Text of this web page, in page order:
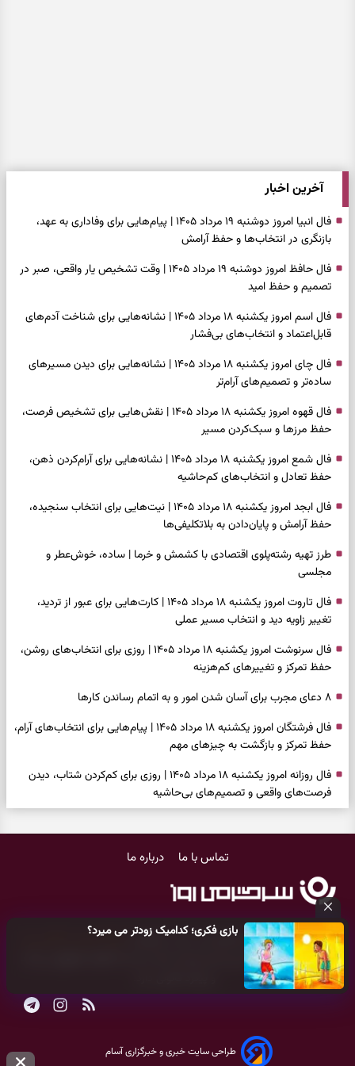
بازی فکری؛ کدامیک زودتر می میرد؟
آخرین اخبار
فال انبیا امروز دوشنبه ۱۹ مرداد ۱۴۰۵ | پیام‌هایی برای وفاداری به عهد،
بازنگری در انتخاب‌ها و حفظ آرامش
فال حافظ امروز دوشنبه ۱۹ مرداد ۱۴۰۵ | وقت تشخیص یار واقعی، صبر در
تصمیم و حفظ امید
فال اسم امروز یکشنبه ۱۸ مرداد ۱۴۰۵ | نشانه‌هایی برای شناخت آدم‌های
قابل‌اعتماد و انتخاب‌های بی‌فشار
فال چای امروز یکشنبه ۱۸ مرداد ۱۴۰۵ | نشانه‌هایی برای دیدن مسیرهای
ساده‌تر و تصمیم‌های آرام‌تر
فال قهوه امروز یکشنبه ۱۸ مرداد ۱۴۰۵ | نقش‌هایی برای تشخیص فرصت،
حفظ مرزها و سبک‌کردن مسیر
فال شمع امروز یکشنبه ۱۸ مرداد ۱۴۰۵ | نشانه‌هایی برای آرام‌کردن ذهن،
حفظ تعادل و انتخاب‌های کم‌حاشیه
فال ابجد امروز یکشنبه ۱۸ مرداد ۱۴۰۵ | نیت‌هایی برای انتخاب سنجیده،
حفظ آرامش و پایان‌دادن به بلاتکلیفی‌ها
طرز تهیه رشته‌پلوی اقتصادی با کشمش و خرما | ساده، خوش‌عطر و
مجلسی
فال تاروت امروز یکشنبه ۱۸ مرداد ۱۴۰۵ | کارت‌هایی برای عبور از تردید،
تغییر زاویه دید و انتخاب مسیر عملی
فال سرنوشت امروز یکشنبه ۱۸ مرداد ۱۴۰۵ | روزی برای انتخاب‌های روشن،
حفظ تمرکز و تغییرهای کم‌هزینه
۸ دعای مجرب برای آسان شدن امور و به اتمام رساندن کار‌ها
فال فرشتگان امروز یکشنبه ۱۸ مرداد ۱۴۰۵ | پیام‌هایی برای انتخاب‌های آرام،
حفظ تمرکز و بازگشت به چیزهای مهم
فال روزانه امروز یکشنبه ۱۸ مرداد ۱۴۰۵ | روزی برای کم‌کردن شتاب، دیدن
فرصت‌های واقعی و تصمیم‌های بی‌حاشیه
واقعی، کم‌کردن بار اضافه و تصمیم بدون عجله
حفظ چیزهایی که ارزش ماندن دارند
دعای نجات از گرفتاری، غم و فقر؛ وقتی راه‌ها بسته شد این دعای معتبر را
بخوانید
فال فرشتگان امروز شنبه ۱۷ مرداد ۱۴۰۵ | پیام‌هایی برای شروع سنجیده،
فال روزانه امروز شنبه ۱۷ مرداد ۱۴۰۵ | روزی برای شروع‌های حساب‌شده و
تماس با ما درباره ما
کلیه حقوق مادی و معنوی این سایت متعلق بهپایگاه خبری سرگرمی روز
می‌باشد و هر گونه کپی‌برداری توسط دیگر سایت‌ها
طراحی سایت خبری و خبرگزاری آسام